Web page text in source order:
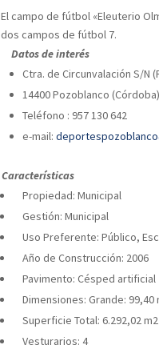
El campo de fútbol «Eleuterio
dos campos de fútbol 7.
Datos de interés
Ctra. de Circunvalación S/N
14400 Pozoblanco (Córdoba)
Teléfono : 957 130 642
e-mail:
Características
Propiedad: Municipal
Gestión: Municipal
Uso Preferente: Público,
Año de Construcción: 2006
Pavimento: Césped artificial
Dimensiones: Grande:
Superficie Total: 6.292,02 m2
Vesturarios: 4